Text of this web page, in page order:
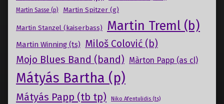
Martin Sasse (p) Martin Spitzer (g)
Martin Stanzel (kaiserbass) Martin Treml (b)
Martin Winning (ts) Miloš Colović (b)
Mojo Blues Band (band) Màrton Papp (as cl)
Mátyás Bartha (p)
Mátyás Papp (tb tp) Niko Afentulidis (ts)